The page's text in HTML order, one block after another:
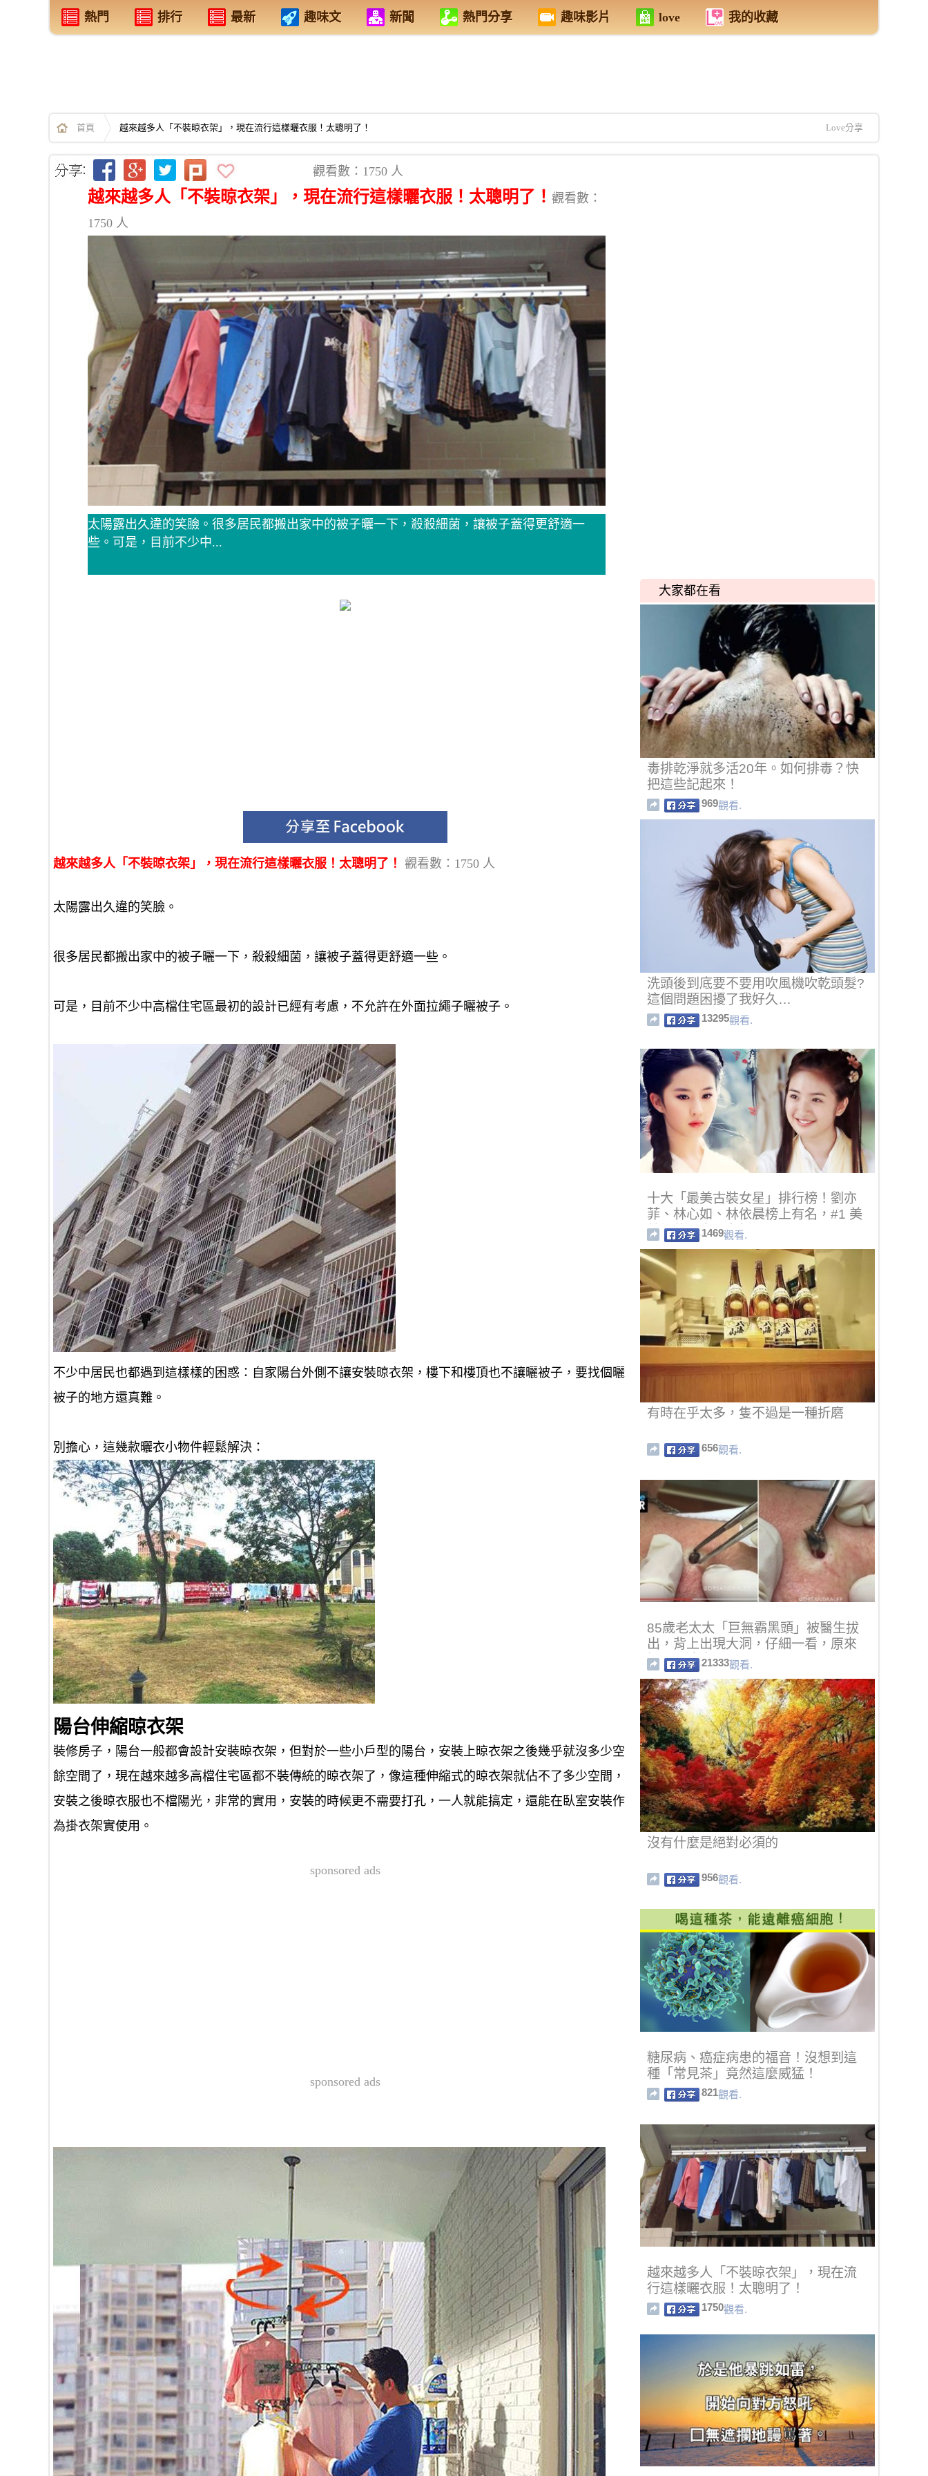
熱門 排行 最新 趣味文 新聞 熱門分享 趣味影片 love 我的收藏
首頁 越來越多人「不裝晾衣架」，現在流行這樣曬衣服！太聰明了！ Love分享
觀看數：1750 人
越來越多人「不裝晾衣架」，現在流行這樣曬衣服！太聰明了！ 觀看數：
1750 人
太陽露出久違的笑臉。很多居民都搬出家中的被子曬一下，殺殺細菌，讓被子蓋得更舒適一
些。可是，目前不少中...
越來越多人「不裝晾衣架」，現在流行這樣曬衣服！太聰明了！ 觀看數：1750 人
太陽露出久違的笑臉。
很多居民都搬出家中的被子曬一下，殺殺細菌，讓被子蓋得更舒適一些。
可是，目前不少中高檔住宅區最初的設計已經有考慮，不允許在外面拉繩子曬被子。
不少中居民也都遇到這樣樣的困惑：自家陽台外側不讓安裝晾衣架，樓下和樓頂也不讓曬被子，要找個曬
被子的地方還真難。
別擔心，這幾款曬衣小物件輕鬆解決：
陽台伸縮晾衣架
裝修房子，陽台一般都會設計安裝晾衣架，但對於一些小戶型的陽台，安裝上晾衣架之後幾乎就沒多少空
餘空間了，現在越來越多高檔住宅區都不裝傳統的晾衣架了，像這種伸縮式的晾衣架就佔不了多少空間，
安裝之後晾衣服也不檔陽光，非常的實用，安裝的時候更不需要打孔，一人就能搞定，還能在臥室安裝作
為掛衣架實使用。
sponsored ads
sponsored ads
大家都在看
毒排乾淨就多活20年。如何排毒？快
把這些記起來！
969觀看.
洗頭後到底要不要用吹風機吹乾頭髮?
這個問題困擾了我好久…
13295觀看.
十大「最美古裝女星」排行榜！劉亦
菲、林心如、林依晨榜上有名，#1 美
艷絕倫，實至名歸！
1469觀看.
有時在乎太多，隻不過是一種折磨
656觀看.
85歲老太太「巨無霸黑頭」被醫生拔
出，背上出現大洞，仔細一看，原來
裡面是這東西。
21333觀看.
沒有什麼是絕對必須的
956觀看.
糖尿病、癌症病患的福音！沒想到這
種「常見茶」竟然這麼威猛！
821觀看.
越來越多人「不裝晾衣架」，現在流
行這樣曬衣服！太聰明了！
1750觀看.